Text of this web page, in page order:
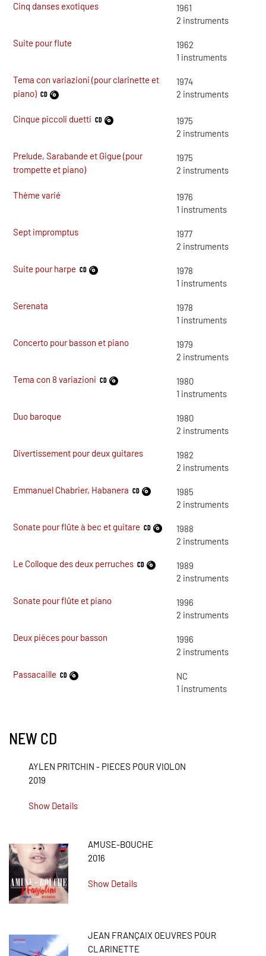
Cinq danses exotiques
1961
2 instruments
Suite pour flute
1962
1 instruments
Tema con variazioni (pour clarinette et
piano) CD
1974
2 instruments
Cinque piccoli duetti CD
1975
2 instruments
Prelude, Sarabande et Gigue (pour
trompette et piano)
1975
2 instruments
Thème varié
1976
1 instruments
Sept impromptus
1977
2 instruments
Suite pour harpe CD
1978
1 instruments
Serenata
1978
1 instruments
Concerto pour basson et piano
1979
2 instruments
Tema con 8 variazioni CD
1980
1 instruments
Duo baroque
1980
2 instruments
Divertissement pour deux guitares
1982
2 instruments
Emmanuel Chabrier, Habanera CD
1985
2 instruments
Sonate pour flûte à bec et guitare CD
1988
2 instruments
Le Colloque des deux perruches CD
1989
2 instruments
Sonate pour flûte et piano
1996
2 instruments
Deux pièces pour basson
1996
2 instruments
Passacaille CD
NC
1 instruments
NEW CD
AYLEN PRITCHIN - PIECES POUR VIOLON
2019
Show Details
AMUSE-BOUCHE
2016
Show Details
JEAN FRANÇAIX OEUVRES POUR
CLARINETTE